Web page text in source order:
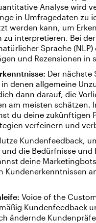
Analyse wird
in Umfragedaten zu
werden kann, um
zu interpretieren. Bei
Sprache
und Rezensionen in
Der nächste
denen allgemeine
dann darauf, die
am meisten schätzen.
du deine zukünftigen
verfeinern und
Kundenfeedback,
die Bedürfnisse
deine
Kundenerkenntnissen
Voice of the
Kundenfeedback
ändernde